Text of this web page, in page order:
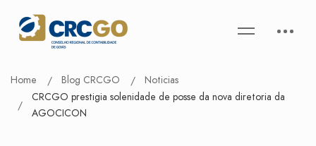
Home Blog CRCGO
Noticias
CRCGO prestigia solenidade de posse da nova diretoria da
AGOCICON